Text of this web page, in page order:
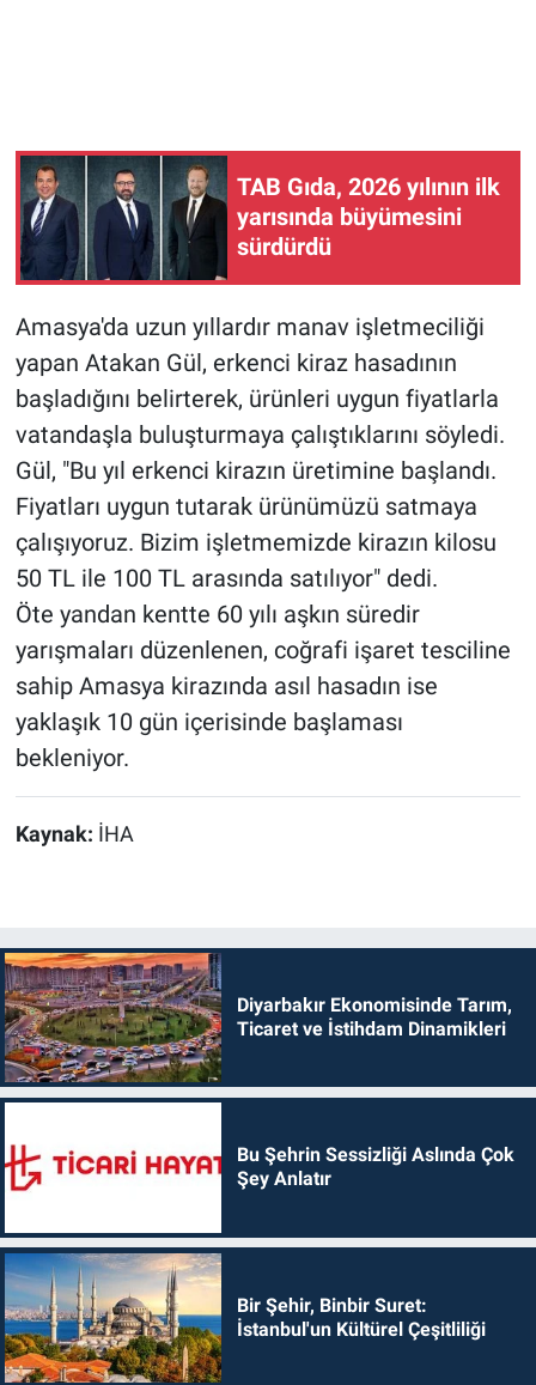
TAB Gıda, 2026 yılının ilk
yarısında büyümesini
sürdürdü
Amasya'da uzun yıllardır manav işletmeciliği
yapan Atakan Gül, erkenci kiraz hasadının
başladığını belirterek, ürünleri uygun fiyatlarla
vatandaşla buluşturmaya çalıştıklarını söyledi.
Gül, "Bu yıl erkenci kirazın üretimine başlandı.
Fiyatları uygun tutarak ürünümüzü satmaya
çalışıyoruz. Bizim işletmemizde kirazın kilosu
50 TL ile 100 TL arasında satılıyor" dedi.
Öte yandan kentte 60 yılı aşkın süredir
yarışmaları düzenlenen, coğrafi işaret tesciline
sahip Amasya kirazında asıl hasadın ise
yaklaşık 10 gün içerisinde başlaması
bekleniyor.
Kaynak: İHA
Diyarbakır Ekonomisinde Tarım,
Ticaret ve İstihdam Dinamikleri
Bu Şehrin Sessizliği Aslında Çok
Şey Anlatır
Bir Şehir, Binbir Suret:
İstanbul'un Kültürel Çeşitliliği